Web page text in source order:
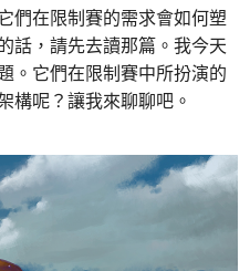
們在限制賽的需求會如何塑
話，請先去讀那篇。我今天
。它們在限制賽中所扮演的
構呢？讓我來聊聊吧。